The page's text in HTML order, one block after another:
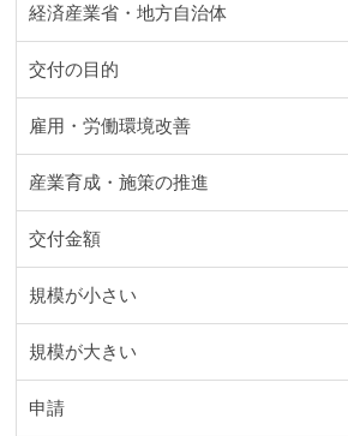
経済産業省・地方自治体
交付の目的
雇用・労働環境改善
産業育成・施策の推進
交付金額
規模が小さい
規模が大きい
申請